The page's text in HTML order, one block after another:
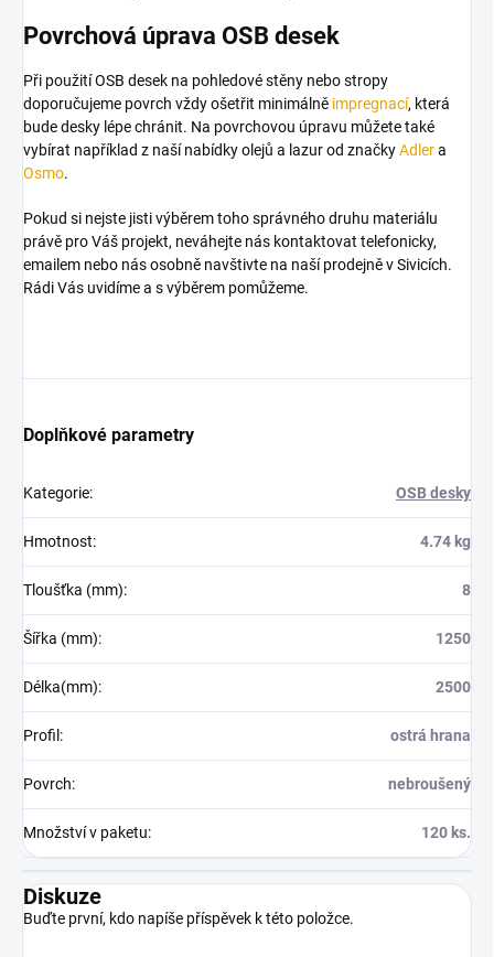
Povrchová úprava OSB desek
Při použití OSB desek na pohledové stěny nebo stropy
doporučujeme povrch vždy ošetřit minimálně impregnací, která
bude desky lépe chránit. Na povrchovou úpravu můžete také
vybírat například z naší nabídky olejů a lazur od značkyAdlera
Osmo.
Pokud si nejste jisti výběrem toho správného druhu materiálu
právě pro Váš projekt, neváhejte nás kontaktovat telefonicky,
emailem nebo nás osobně navštivte na naší prodejně v Sivicích.
Rádi Vás uvidíme a s výběrem pomůžeme.
Doplňkové parametry
Kategorie: OSB desky
Hmotnost: 4.74 kg
Tloušťka (mm): 8
Šířka (mm): 1250
Délka(mm): 2500
Profil : ostrá hrana
Povrch: nebroušený
Množství v paketu: 120 ks.
Diskuze
Buďte první, kdo napíše příspěvek k této položce.